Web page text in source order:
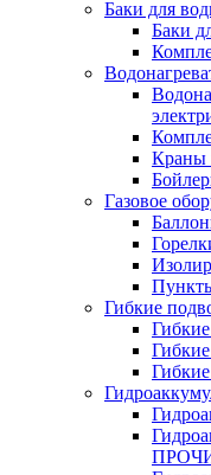
Баки для
Баки
Краны
Газовое
Гибкие